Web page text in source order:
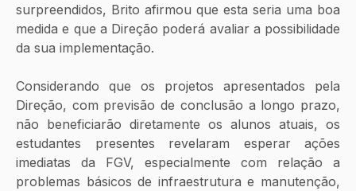
surpreendidos, Brito afirmou que esta seria uma boa
medida e que a Direção poderá avaliar a possibilidade
da sua implementação.
Considerando que os projetos apresentados pela
Direção, com previsão de conclusão a longo prazo,
não beneficiarão diretamente os alunos atuais, os
estudantes presentes revelaram esperar ações
imediatas da FGV, especialmente com relação a
problemas básicos de infraestrutura e manutenção,